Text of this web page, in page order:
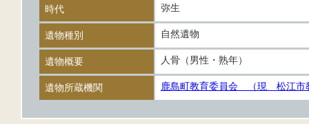
時代 弥生
遺物種別 自然遺物
遺物概要 人骨（男性・熟年）
遺物所蔵機関 鹿島町教育委員会 （現 松江市